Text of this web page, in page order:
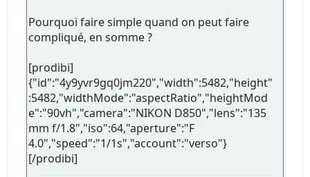
Pourquoi faire simple quand on peut faire
compliqué, en somme ?
[prodibi]
{"id":"4y9yvr9gq0jm220","width":5482,"height"
:5482,"widthMode":"aspectRatio","heightMod
e":"90vh","camera":"NIKON D850","lens":"135
mm f/1.8","iso":64,"aperture":"F
4.0","speed":"1/1s","account":"verso"}
[/prodibi]